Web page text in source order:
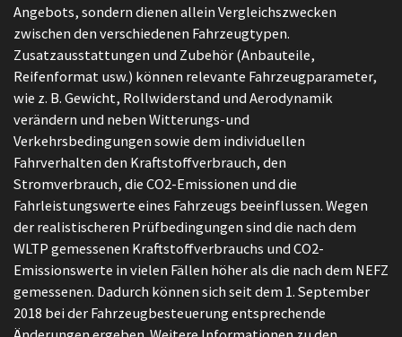
Angebots, sondern dienen allein Vergleichszwecken
zwischen den verschiedenen Fahrzeugtypen.
Zusatzausstattungen und Zubehör (Anbauteile,
Reifenformat usw.) können relevante Fahrzeugparameter,
wie z. B. Gewicht, Rollwiderstand und Aerodynamik
verändern und neben Witterungs-und
Verkehrsbedingungen sowie dem individuellen
Fahrverhalten den Kraftstoffverbrauch, den
Stromverbrauch, die CO2-Emissionen und die
Fahrleistungswerte eines Fahrzeugs beeinflussen. Wegen
der realistischeren Prüfbedingungen sind die nach dem
WLTP gemessenen Kraftstoffverbrauchs und CO2-
Emissionswerte in vielen Fällen höher als die nach dem NEFZ
gemessenen. Dadurch können sich seit dem 1. September
2018 bei der Fahrzeugbesteuerung entsprechende